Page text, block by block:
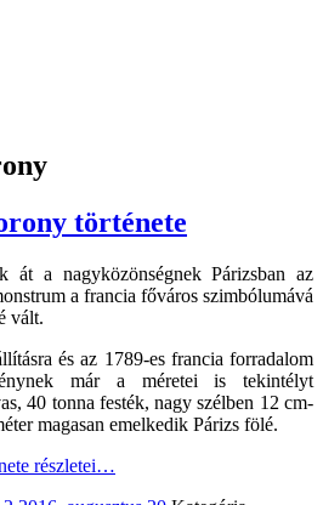
története
át a nagyközönségnek Párizsban az
a francia főváros szimbólumává
vált.
és az 1789-es francia forradalom
már a méretei is tekintélyt
40 tonna festék, nagy szélben 12 cm-
magasan emelkedik Párizs fölé.
részletei…